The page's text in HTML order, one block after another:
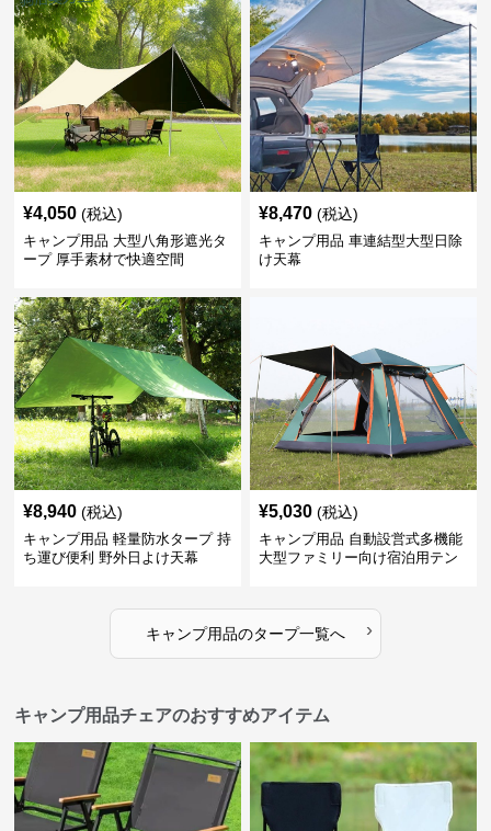
¥4,050 (税込)
キャンプ用品 大型八角形遮光タ
ープ 厚手素材で快適空間
¥8,470 (税込)
キャンプ用品 車連結型大型日除
け天幕
¥8,940 (税込)
キャンプ用品 軽量防水タープ 持
ち運び便利 野外日よけ天幕
¥5,030 (税込)
キャンプ用品 自動設営式多機能
大型ファミリー向け宿泊用テン
キャンプ用品のタープ一覧へ ›
キャンプ用品チェアのおすすめアイテム